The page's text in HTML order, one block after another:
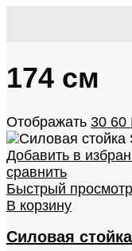
174 см
Отображать 30 60
Добавить в
сравнить
Быстрый просмотр
В корзину
Силовая